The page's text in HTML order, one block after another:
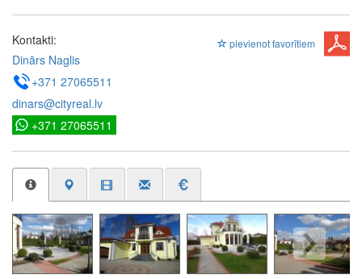
pievienot favorītiem
Kontakti:
Dinārs Naglis
+371 27065511
dinars@cityreal.lv
+371 27065511